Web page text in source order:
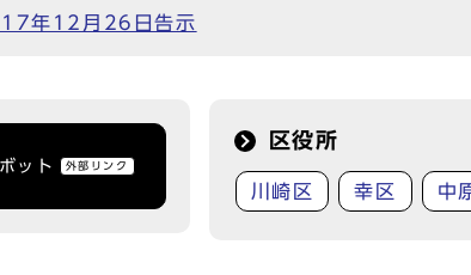
17年12月26日告示
ット 外部リンク
区役所
川崎区 幸区 中